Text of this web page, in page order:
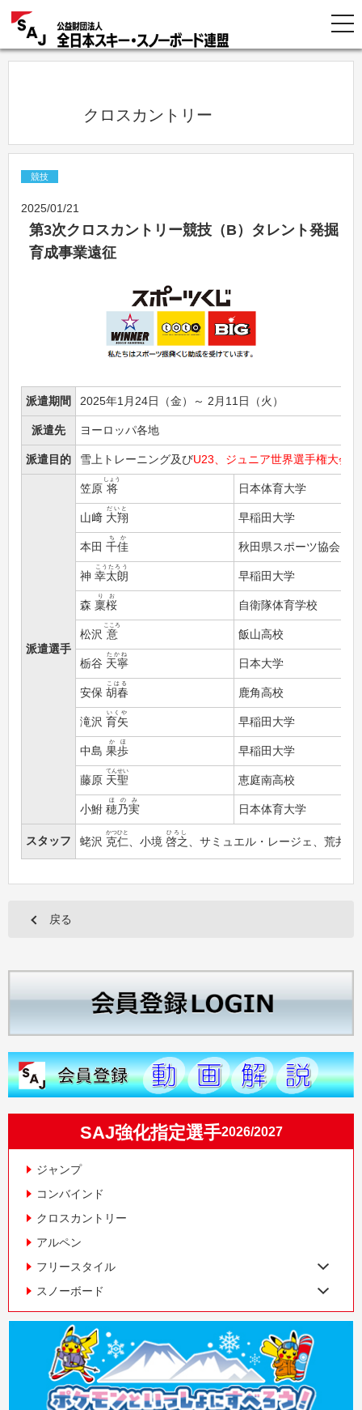
            クロスカントリー
競技
2025/01/21
第3次クロスカントリー競技（B）タレント発掘
育成事業遠征
派遣期間 2025年1月24日（金）～ 2月11日（火）
派遣先 ヨーロッパ各地
派遣目的 雪上トレーニング及びU23、ジュニア世界選手権大会
派遣選手
笠原 将
しょう
日本体育大学
山﨑 大翔
だいと
早稲田大学
本田 千佳
ちか
秋田県スポーツ協会
神 幸太朗
こうたろう
早稲田大学
森 稟桜
りお
自衛隊体育学校
松沢 意
こころ
飯山高校
栃谷 天寧
たかね
日本大学
安保 胡春
こはる
鹿角高校
滝沢 育矢
いくや
早稲田大学
中島 果歩
かほ
早稲田大学
藤原 天聖
てんせい
恵庭南高校
小鮒 穂乃実
ほのみ
日本体育大学
スタッフ 蛯沢 克仁
かつひと
、小境 啓之
ひろし
、サミュエル・レージェ、荒井
戻る
SAJ強化指定選手2026/2027
ジャンプ
コンバインド
クロスカントリー
アルペン
フリースタイル
スノーボード